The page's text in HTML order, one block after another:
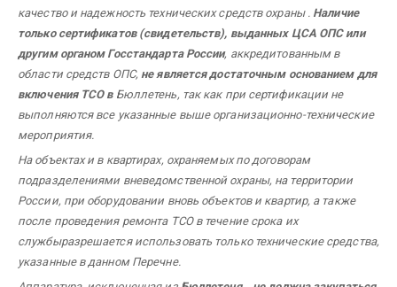
качество и надежность технических средств охраны . Наличие
только сертификатов (свидетельств), выданных ЦСА ОПС или
другим органом Госстандарта России, аккредитованным в
области средств ОПС,не является достаточным основанием для
включения ТСО в Бюллетень, так как при сертификации не
выполняются все указанные выше организационно-технические
мероприятия.
На объектах и в квартирах, охраняемых по договорам
подразделениями вневедомственной охраны, на территории
России, при оборудовании вновь объектов и квартир, а также
после проведения ремонта ТСО в течение срока их
службыразрешается использовать только технические средства,
указанные в данном Перечне.